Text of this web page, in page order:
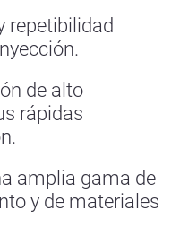
repetibilidad
de alto
rápidas
amplia gama de
y de materiales